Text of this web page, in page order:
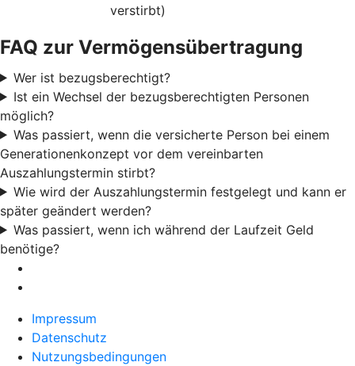
verstirbt)
FAQ zur Vermögensübertragung
Wer ist bezugsberechtigt?
Ist ein Wechsel der bezugsberechtigten Personen
möglich?
Was passiert, wenn die versicherte Person bei einem
Generationenkonzept vor dem vereinbarten
Auszahlungstermin stirbt?
Wie wird der Auszahlungstermin festgelegt und kann er
später geändert werden?
Was passiert, wenn ich während der Laufzeit Geld
benötige?
Impressum
Datenschutz
Nutzungsbedingungen